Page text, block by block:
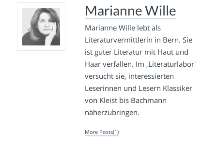
Marianne Wille
Marianne Wille lebt als
Literaturvermittlerin in Bern. Sie
ist guter Literatur mit Haut und
Haar verfallen. Im ‚Literaturlabor'
versucht sie, interessierten
Leserinnen und Lesern Klassiker
von Kleist bis Bachmann
näherzubringen.
More Posts(1)